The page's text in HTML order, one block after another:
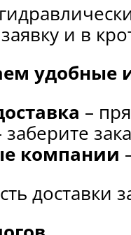
и в
удобные
–
заберите
компании
доставки